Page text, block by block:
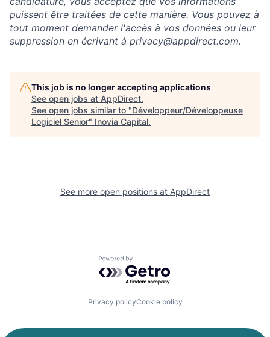
puissent être traitées de cette manière. Vous pouvez à
tout moment demander l'accès à vos données ou leur
suppression en écrivant à privacy@appdirect.com.
This job is no longer accepting applications
See open jobs at AppDirect.
See open jobs similar to "Développeur/Développeuse
Logiciel Senior" Inovia Capital.
See more open positions at AppDirect
Powered by Getro.com
Privacy policyCookie policy